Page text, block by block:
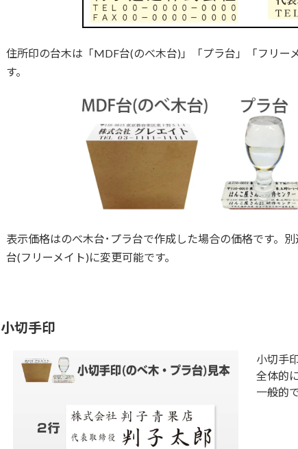
住所印の台木は「MDF台(のべ木台)」「プラ台」「フリー
す。
表示価格はのべ木台･プラ台で作成した場合の価格です。
台(フリーメイト)に変更可能です。
小切手印
小切手
全体的
一般的で